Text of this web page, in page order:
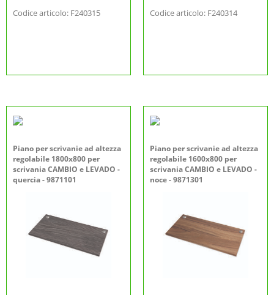
Codice articolo: F240315 Codice articolo: F240314
Piano per scrivanie ad altezza
regolabile 1800x800 per
scrivania CAMBIO e LEVADO -
quercia - 9871101
Piano per scrivanie ad altezza
regolabile 1600x800 per
scrivania CAMBIO e LEVADO -
noce - 9871301